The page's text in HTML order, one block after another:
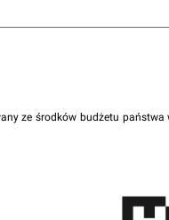
ze środków budżetu